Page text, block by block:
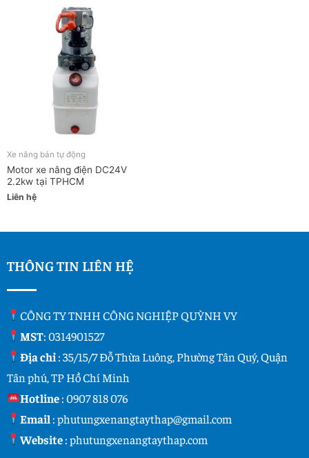
Xe nâng bán tự động
Motor xe nâng điện DC24V
2.2kw tại TPHCM
Liên hệ
THÔNG TIN LIÊN HỆ
CÔNG TY TNHH CÔNG NGHIỆP QUỲNH VY
MST: 0314901527
Địa chỉ: 35/15/7 Đỗ Thừa Luông, Phường Tân Quý, Quận
Tân phú, TP Hồ Chí Minh
Hotline:0907 818 076
Email :phutungxenangtaythap@gmail.com
Website:phutungxenangtaythap.com